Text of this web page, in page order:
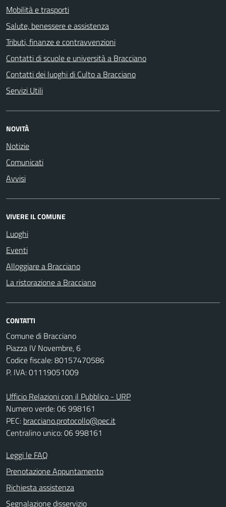
Mobilità e trasporti
Salute, benessere e assistenza
Tributi, finanze e contravvenzioni
Contatti di scuole e università a Bracciano
Contatti dei luoghi di Culto a Bracciano
Servizi Utili
NOVITÀ
Notizie
Comunicati
Avvisi
VIVERE IL COMUNE
Luoghi
Eventi
Alloggiare a Bracciano
La ristorazione a Bracciano
CONTATTI
Comune di Bracciano
Piazza IV Novembre, 6
Codice fiscale: 80157470586
P. IVA: 01119051009
Ufficio Relazioni con il Pubblico - URP
Numero verde: 06 998161
PEC: bracciano.protocollo@pec.it
Centralino unico: 06 998161
Leggi le FAQ
Prenotazione Appuntamento
Richiesta assistenza
Segnalazione disservizio